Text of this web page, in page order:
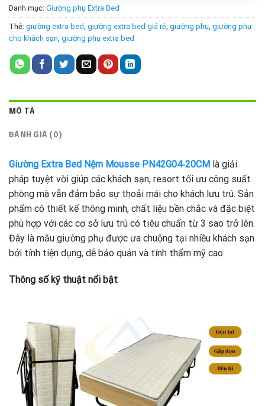
Danh mục: Giường phụ Extra Bed
Thẻ: giường extra bed giường extra bed giá rẻ giường phụ giường phụ
cho khách sạn giường phụ extra bed
MÔ TẢ
ĐÁNH GIÁ (0)
Giường Extra Bed Nệm Mousse PN42G04‑20CM là giải
pháp tuyệt vời giúp các khách sạn, resort tối ưu công suất
phòng mà vẫn đảm bảo sự thoải mái cho khách lưu trú. Sản
phẩm có thiết kế thông minh, chất liệu bền chắc và đặc biệt
phù hợp với các cơ sở lưu trú có tiêu chuẩn từ 3 sao trở lên.
Đây là mẫu giường phụ được ưa chuộng tại nhiều khách sạn
bởi tính tiện dụng, dễ bảo quản và tính thẩm mỹ cao.
Thông số kỹ thuật nổi bật